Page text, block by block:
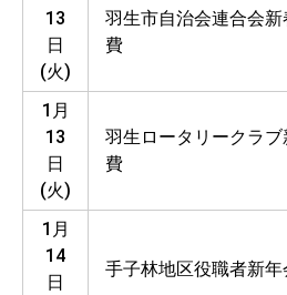
13
日
(火)
羽生市自治会連合会
費
1月
13
日
(火)
羽生ロータリークラ
費
1月
14
日
手子林地区役職者新年